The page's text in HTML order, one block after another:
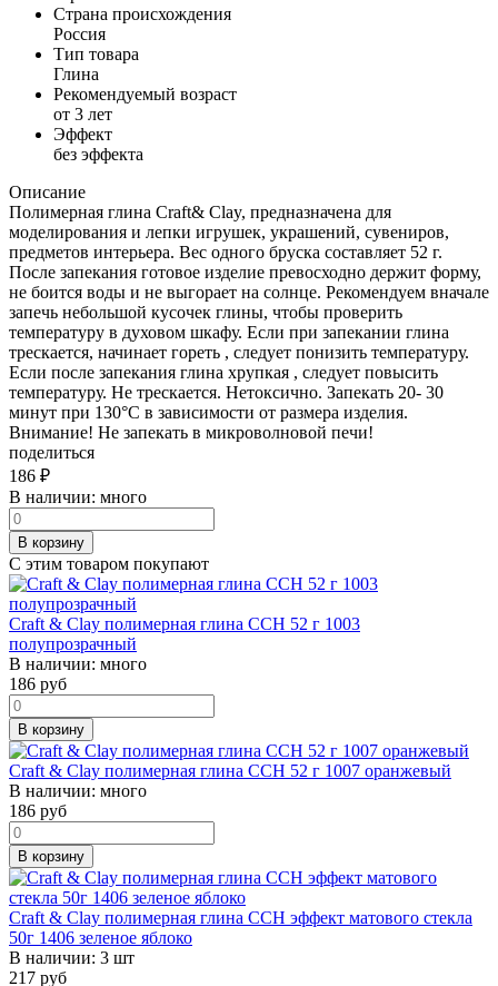
Страна происхождения
Россия
Тип товара
Глина
Рекомендуемый возраст
от 3 лет
Эффект
без эффекта
Описание
Полимерная глина Craft& Clay, предназначена для
моделирования и лепки игрушек, украшений, сувениров,
предметов интерьера. Вес одного бруска составляет 52 г.
После запекания готовое изделие превосходно держит форму,
не боится воды и не выгорает на солнце. Рекомендуем вначале
запечь небольшой кусочек глины, чтобы проверить
температуру в духовом шкафу. Если при запекании глина
трескается, начинает гореть , следует понизить температуру.
Если после запекания глина хрупкая , следует повысить
температуру. Не трескается. Нетоксично. Запекать 20- 30
минут при 130°C в зависимости от размера изделия.
Внимание! Не запекать в микроволновой печи!
поделиться
186 ₽
В наличии: много
В корзину
С этим товаром покупают
Craft & Clay полимерная глина CCH 52 г 1003
полупрозрачный
В наличии: много
186 руб
В корзину
Craft & Clay полимерная глина CCH 52 г 1007 оранжевый
В наличии: много
186 руб
В корзину
Craft & Clay полимерная глина CCH эффект матового стекла
50г 1406 зеленое яблоко
В наличии: 3 шт
217 руб